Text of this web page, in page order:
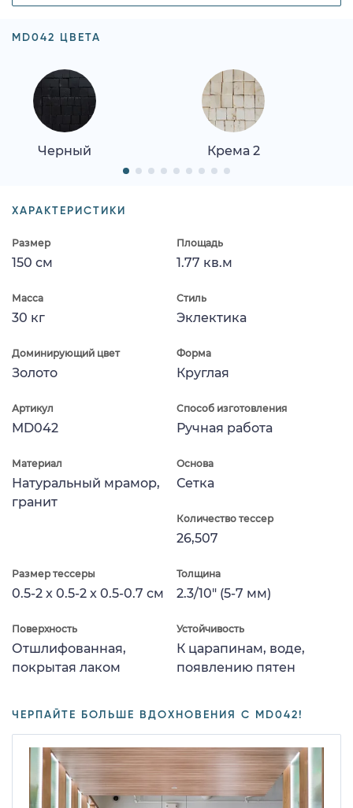
MD042 ЦВЕТА
Черный Крема 2
ХАРАКТЕРИСТИКИ
Размер
150 см
Площадь
1.77 кв.м
Масса
30 кг
Стиль
Эклектика
Доминирующий цвет
Золото
Форма
Круглая
Артикул
MD042
Способ изготовления
Ручная работа
Материал
Натуральный мрамор,
гранит
Основа
Сетка
Количество тессер
26,507
Размер тессеры
0.5-2 x 0.5-2 x 0.5-0.7 см
Толщина
2.3/10" (5-7 мм)
Поверхность
Отшлифованная,
покрытая лаком
Устойчивость
К царапинам, воде,
появлению пятен
ЧЕРПАЙТЕ БОЛЬШЕ ВДОХНОВЕНИЯ С MD042!